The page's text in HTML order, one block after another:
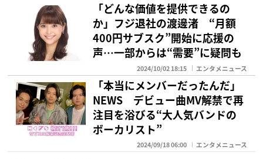
「どんな価値を提供できるの
か」フジ退社の渡邊渚 “月額
400円サブスク”開始に応援の
声…一部からは“需要”に疑問も
2024/10/02 18:15 エンタメニュース
「本当にメンバーだったんだ」
NEWS デビュー曲MV解禁で再
注目を浴びる“大人気バンドの
ボーカリスト”
2024/09/18 06:00 エンタメニュース